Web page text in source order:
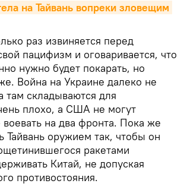
на Тайвань вопреки зловещим
раз извиняется перед
пацифизм и оговаривается, что
нужно будет покарать, но
Война на Украине далеко не
там складываются для
плохо, а США не могут
воевать на два фронта. Пока же
Тайвань оружием так, чтобы он
ракетами
Китай, не допуская
противостояния.